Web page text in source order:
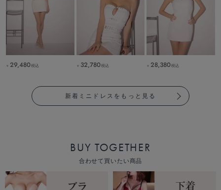
￥ 29,480税込 ￥ 32,780税込 ￥ 28,380税込
新着ミニドレスをもっと見る
BUY TOGETHER
合わせて買いたい商品